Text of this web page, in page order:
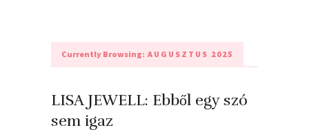
Currently Browsing: AUGUSZTUS 2025
LISA JEWELL: Ebből ​egy szó
sem igaz